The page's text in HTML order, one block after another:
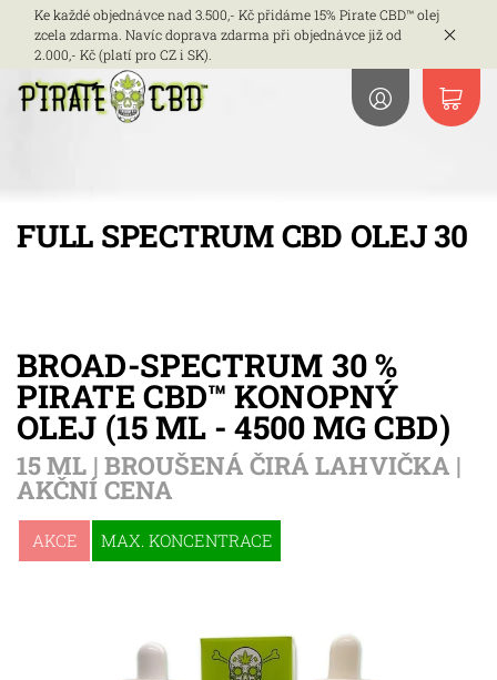
Ke každé objednávce nad 3.500,- Kč přidáme 15% Pirate CBD™ olej
zcela zdarma. Navíc doprava zdarma při objednávce již od
2.000,- Kč (platí pro CZ i SK).
FULL SPECTRUM CBD OLEJ 30
BROAD-SPECTRUM 30 %
PIRATE CBD™ KONOPNÝ
OLEJ (15 ML - 4500 MG CBD)
15 ML | BROUŠENÁ ČIRÁ LAHVIČKA |
AKČNÍ CENA
AKCE MAX. KONCENTRACE